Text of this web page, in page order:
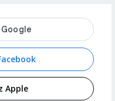
Apple